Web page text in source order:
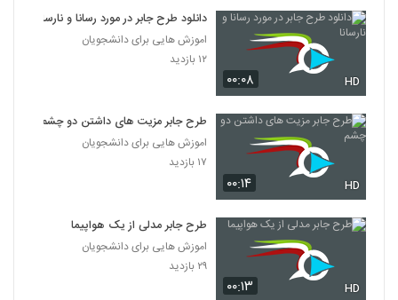
۰۰:۰۸ HD
دانلود طرح جابر در مورد رسانا و نارسانا
اموزش هایی برای دانشجویان
۱۲ بازدید
۰۰:۱۴ HD
طرح جابر مزیت های داشتن دو چشم
اموزش هایی برای دانشجویان
۱۷ بازدید
۰۰:۱۳ HD
طرح جابر مدلی از یک هواپیما
اموزش هایی برای دانشجویان
۲۹ بازدید